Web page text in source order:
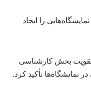
را ایجاد
تقویت بخش کارشناسی
تأکید کرد.